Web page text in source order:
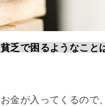
乏で困るようなこと
金が入ってくるので